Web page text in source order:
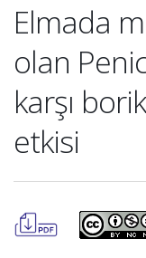
Elmada
olan
karşı
etkisi